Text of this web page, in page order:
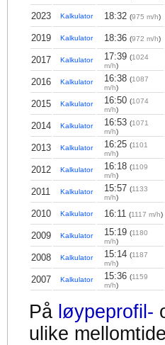
2023 Kalkulator 18:32 (975 m/h)
2019 Kalkulator 18:36 (972 m/h)
2017 Kalkulator 17:39 (1024
m/h)
2016 Kalkulator 16:38 (1087
m/h)
2015 Kalkulator 16:50 (1074
m/h)
2014 Kalkulator 16:53 (1071
m/h)
2013 Kalkulator 16:25 (1101
m/h)
2012 Kalkulator 16:18 (1109
m/h)
2011 Kalkulator 15:57 (1133
m/h)
2010 Kalkulator 16:11 (1117 m/h)
2009 Kalkulator 15:19 (1180
m/h)
2008 Kalkulator 15:14 (1187
m/h)
2007 Kalkulator 15:36 (1159
m/h)
På løypeprofil-
ulike